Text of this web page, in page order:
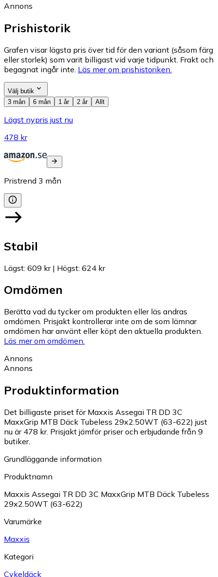
Annons
Prishistorik
Grafen visar lägsta pris över tid för den variant (såsom färg
eller storlek) som varit billigast vid varje tidpunkt. Frakt och
begagnat ingår inte. Läs mer om prishistoriken.
Välj butik
3 mån
6 mån 1 år 2 år Allt
Lägst nypris just nu
478 kr
Pristrend 3 mån
Stabil
Lägst: 609 kr| Högst: 624 kr
Omdömen
Berätta vad du tycker om produkten eller läs andras
omdömen. Prisjakt kontrollerar inte om de som lämnar
omdömen har använt eller köpt den aktuella produkten.
Läs mer om omdömen.
Annons
Annons
Produktinformation
Det billigaste priset för Maxxis Assegai TR DD 3C
MaxxGrip MTB Däck Tubeless 29x2.50WT (63-622) just
nu är 478 kr. Prisjakt jämför priser och erbjudande från 9
butiker.
Grundläggande information
Produktnamn
Maxxis Assegai TR DD 3C MaxxGrip MTB Däck Tubeless
29x2.50WT (63-622)
Varumärke
Maxxis
Kategori
Cykeldäck